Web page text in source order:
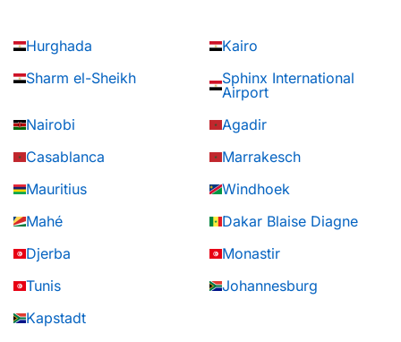
Hurghada
Kairo
Sharm el-Sheikh
Sphinx International
Airport
Nairobi
Agadir
Casablanca
Marrakesch
Mauritius
Windhoek
Mahé
Dakar Blaise Diagne
Djerba
Monastir
Tunis
Johannesburg
Kapstadt